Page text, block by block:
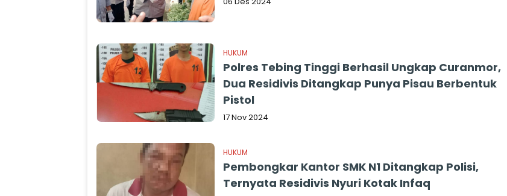
HUKUM
Polres Tebing Tinggi Berhasil Ungkap Curanmor,
Dua Residivis Ditangkap Punya Pisau Berbentuk
Pistol
17 Nov 2024
HUKUM
Pembongkar Kantor SMK N1 Ditangkap Polisi,
Ternyata Residivis Nyuri Kotak Infaq